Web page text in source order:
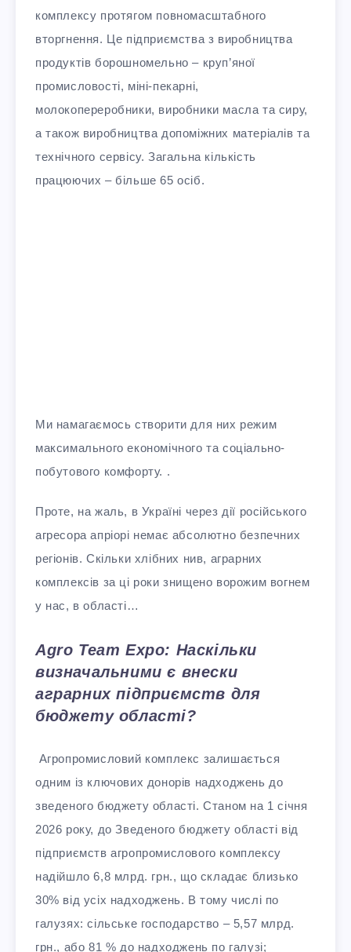
комплексу протягом повномасштабного
вторгнення. Це підприємства з виробництва
продуктів борошномельно – круп’яної
промисловості, міні-пекарні,
молокопереробники, виробники масла та сиру,
а також виробництва допоміжних матеріалів та
технічного сервісу. Загальна кількість
працюючих – більше 65 осіб.
Ми намагаємось створити для них режим
максимального економічного та соціально-
побутового комфорту. .
Проте, на жаль, в Україні через дії російського
агресора апріорі немає абсолютно безпечних
регіонів. Скільки хлібних нив, аграрних
комплексів за ці роки знищено ворожим вогнем
у нас, в області…
Agro Team Expo: Наскільки
визначальними є внески
аграрних підприємств для
бюджету області?
Агропромисловий комплекс залишається
одним із ключових донорів надходжень до
зведеного бюджету області. Станом на 1 січня
2026 року, до Зведеного бюджету області від
підприємств агропромислового комплексу
надійшло 6,8 млрд. грн., що складає близько
30% від усіх надходжень. В тому числі по
галузях: сільське господарство – 5,57 млрд.
грн., або 81 % до надходжень по галузі;